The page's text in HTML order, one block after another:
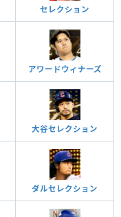
セレクション
アワードウィナーズ
大谷セレクション
ダルセレクション